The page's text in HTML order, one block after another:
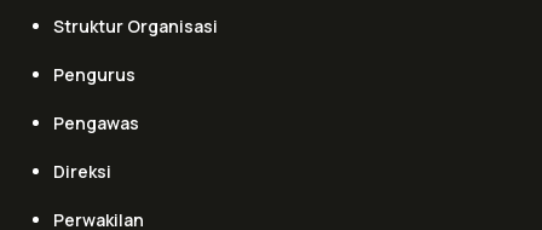
Struktur Organisasi
Pengurus
Pengawas
Direksi
Perwakilan